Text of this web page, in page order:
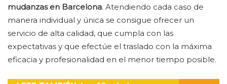
mudanzas en Barcelona. Atendiendo cada caso de
manera individual y única se consigue ofrecer un
servicio de alta calidad, que cumpla con las
expectativas y que efectúe el traslado con la máxima
eficacia y profesionalidad en el menor tiempo posible.